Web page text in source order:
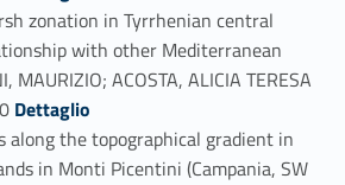
zonation in Tyrrhenian central
with other Mediterranean
MAURIZIO; ACOSTA, ALICIA TERESA
Link identifier #identifier_person_93846-48Dettaglio
along the topographical gradient in
in Monti Picentini (Campania, SW